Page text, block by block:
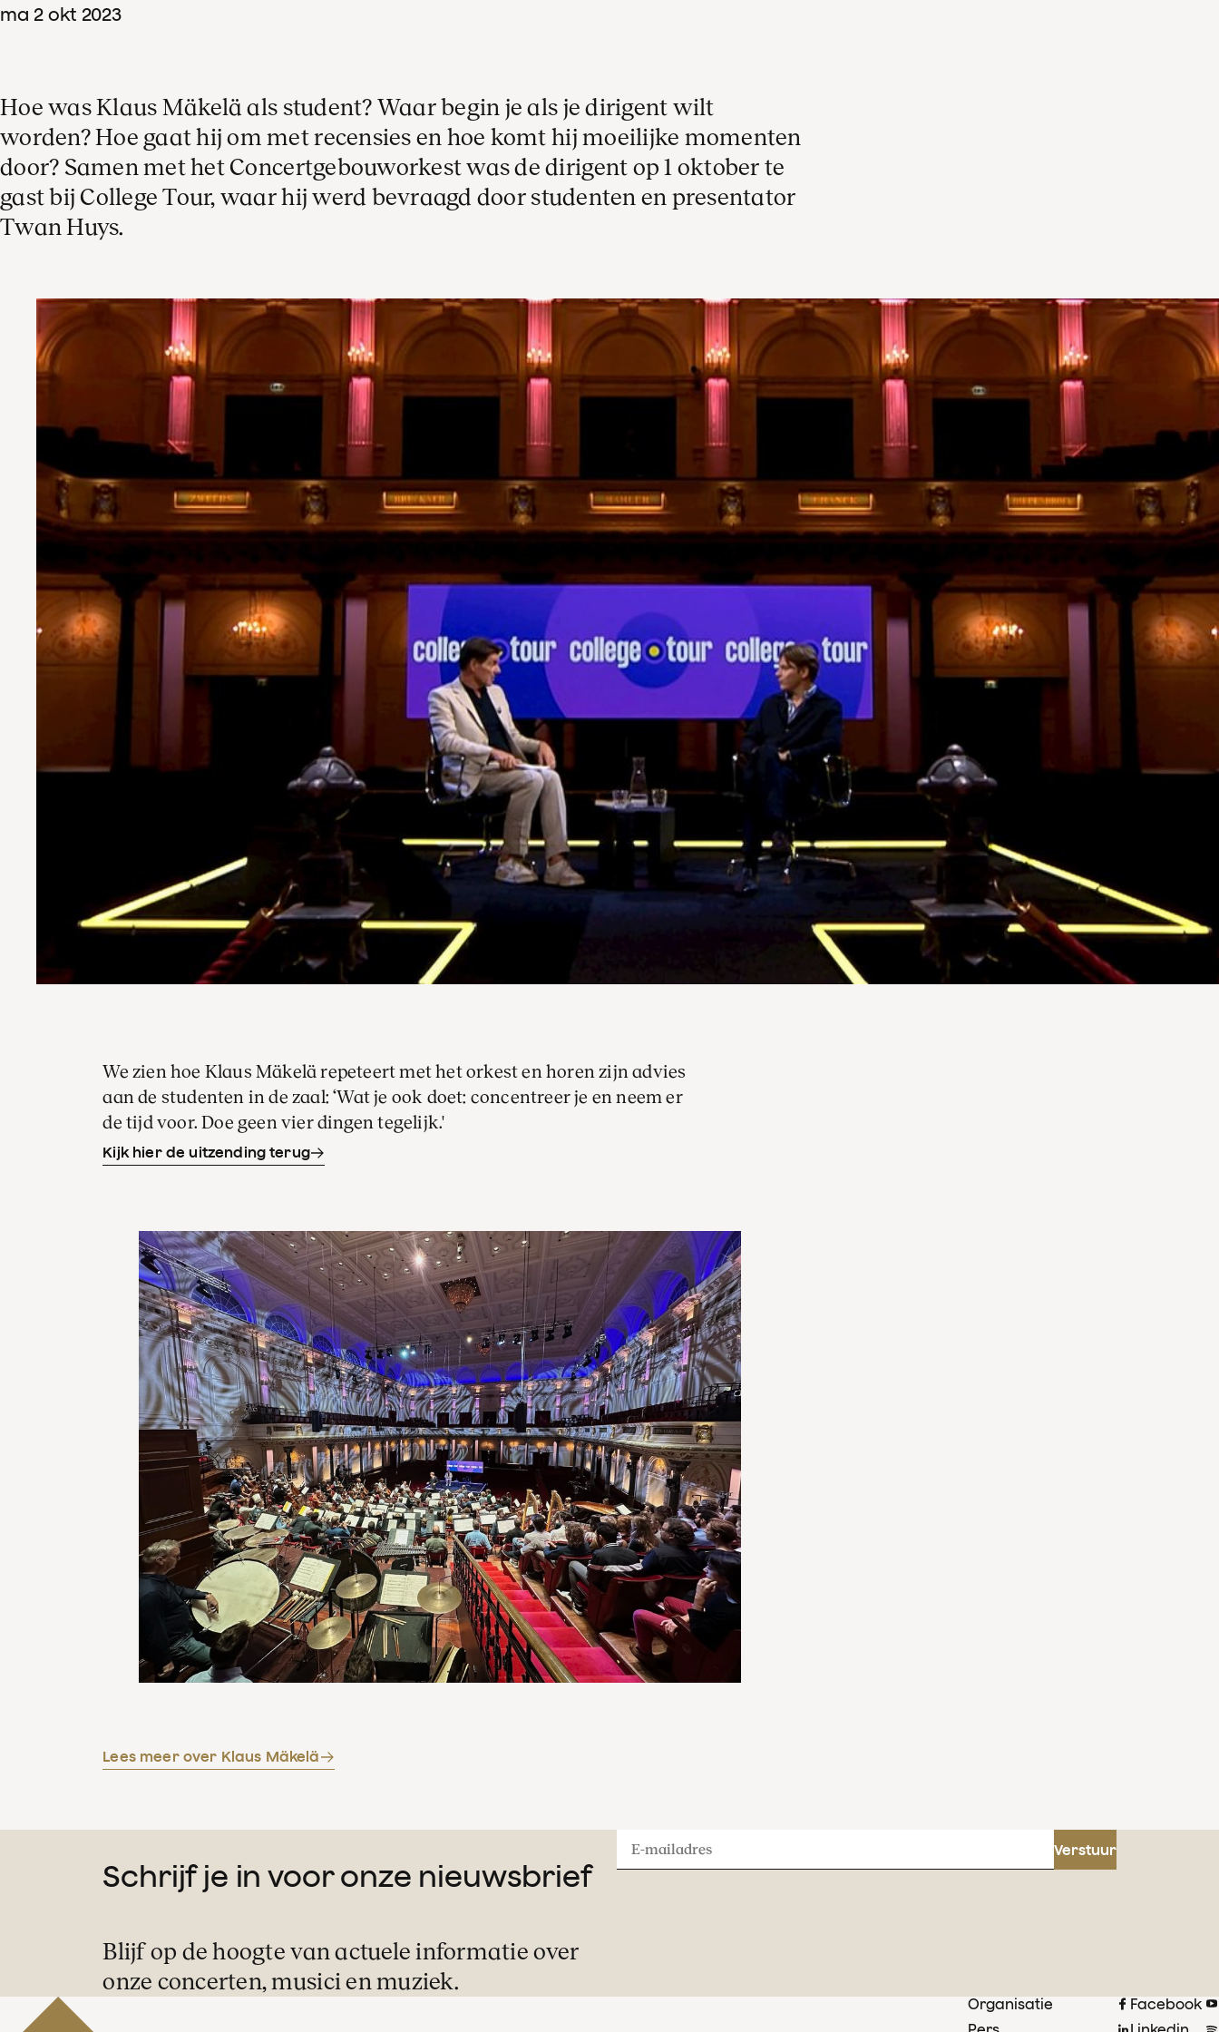
ma 2 okt 2023
Hoe was Klaus Mäkelä als student? Waar begin je als je dirigent wilt
worden? Hoe gaat hij om met recensies en hoe komt hij moeilijke momenten
door? Samen met het Concertgebouworkest was de dirigent op 1 oktober te
gast bij College Tour, waar hij werd bevraagd door studenten en presentator
Twan Huys.
We zien hoe Klaus Mäkelä repeteert met het orkest en horen zijn advies
aan de studenten in de zaal: ‘Wat je ook doet: concentreer je en neem er
de tijd voor. Doe geen vier dingen tegelijk.'
Kijk hier de uitzending terug
Lees meer over Klaus Mäkelä
Schrijf je in voor onze nieuwsbrief
Blijf op de hoogte van actuele informatie over
onze concerten, musici en muziek.
E-
mailadres
Verstuur
Organisatie
Facebook